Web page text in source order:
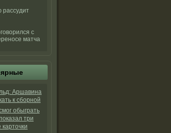
рассудит
с
матча
Аршавина
к сборной
обыграть
три